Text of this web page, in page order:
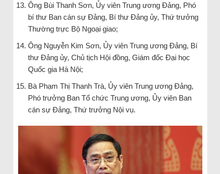
Ông Bùi Thanh Sơn, Ủy viên Trung ương Đảng, Phó
bí thư Ban cán sự Đảng, Bí thư Đảng ủy, Thứ trưởng
Thường trực Bộ Ngoại giao;
Ông Nguyễn Kim Sơn, Ủy viên Trung ương Đảng, Bí
thư Đảng ủy, Chủ tịch Hội đồng, Giám đốc Đại học
Quốc gia Hà Nội;
Bà Phạm Thị Thanh Trà, Ủy viên Trung ương Đảng,
Phó trưởng Ban Tổ chức Trung ương, Ủy viên Ban
cán sự Đảng, Thứ trưởng Nội vụ.